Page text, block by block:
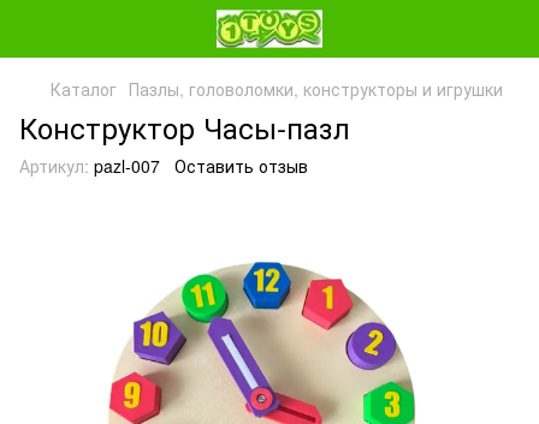
Каталог Пазлы, головоломки, конструкторы и игрушки
Конструктор Часы-пазл
Артикул: pazl-007 Оставить отзыв